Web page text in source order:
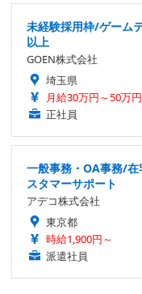
未経験採用枠/ゲーム
以上
GOEN株式会社
埼玉県
月給30万円～50万円
正社員
一般事務・OA事務/
スタマーサポート
アデコ株式会社
東京都
時給1,900円～
派遣社員